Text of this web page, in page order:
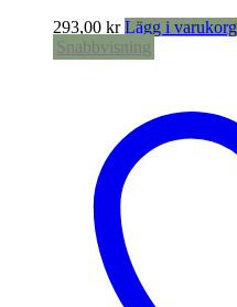
293,00 kr Lägg i varukorg
Snabbvisning